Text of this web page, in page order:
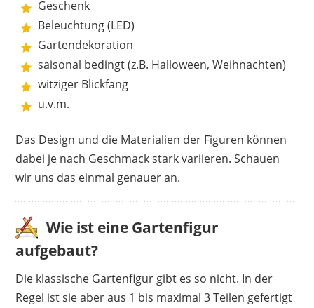
Geschenk
Beleuchtung (LED)
Gartendekoration
saisonal bedingt (z.B. Halloween, Weihnachten)
witziger Blickfang
u.v.m.
Das Design und die Materialien der Figuren können
dabei je nach Geschmack stark variieren. Schauen
wir uns das einmal genauer an.
Wie ist eine Gartenfigur
aufgebaut?
Die klassische Gartenfigur gibt es so nicht. In der
Regel ist sie aber aus 1 bis maximal 3 Teilen gefertigt